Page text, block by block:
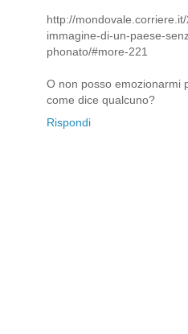
http://
immagine-di-un-paese-
phonato/#more-221
O non posso emozionarmi
come dice qualcuno?
Rispondi